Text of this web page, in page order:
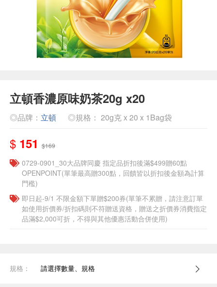
立頓香濃原味奶茶20g x20
◎品牌： 立頓 ◎規格： 20g克 x 20 x 1Bag袋
$ 151 $169
0729-0901_30大品牌同慶 指定品折扣後滿$499贈60點
OPENPOINT(單筆最高贈300點，回饋皆以折扣後金額為計算
門檻)
即日起-9/1 不限金額下單贈$200券(單筆不累贈，請注意訂單
如使用折價券/折扣碼則不符贈送資格，贈送之折價券消費指定
品滿$2,000可折，不得與其他優惠活動合併使用)
規格： 請選擇數量、規格